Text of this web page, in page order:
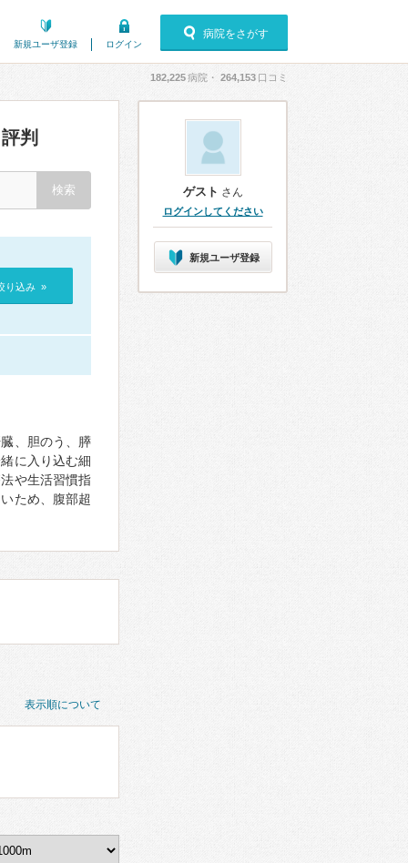
新規ユーザ登録 ログイン
病院をさがす
182,225病院・ 264,153 口コミ
判
り込み »
、胆のう、膵
に入り込む細
や生活習慣指
ため、腹部超
表示順について
ゲスト さん
ログインしてください
新規ユーザ登録